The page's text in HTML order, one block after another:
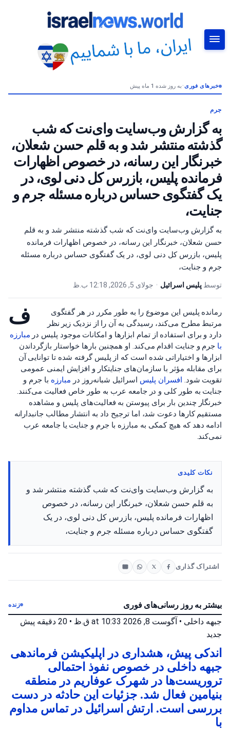
خبرهای فوری•به روز شده 1 ماه پیش
جرم
به گزارش وب‌سایت وای‌نت که شب
گذشته منتشر شد و به قلم حسن شعلان،
خبرنگار این رسانه، در خصوص اظهارات
فرمانده پلیس، بازرس کل دنی لوی، در
یک گفتگوی حساس درباره مسئله جرم و
جنایت،
به گزارش وب‌سایت وای‌نت که شب گذشته منتشر شد و به قلم
حسن شعلان، خبرنگار این رسانه، در خصوص اظهارات فرمانده
پلیس، بازرس کل دنی لوی، در یک گفتگوی حساس درباره مسئله
جرم و جنایت،
توسط پلیس اسرائیل • جولای 5, 2026, 12:18 ب.ظ
ف
رمانده پلیس این موضوع را به طور مکرر در هر گفتگوی
مرتبط مطرح می‌کند، رسیدگی به آن را از نزدیک زیر نظر
دارد و برای استفاده از تمام ابزارها و امکانات موجود پلیس در مبارزه
با جرم و جنایت اقدام می‌کند. او همچنین بارها خواستار بازگرداندن
ابزارها و اختیاراتی شده است که از پلیس گرفته شده تا توانایی آن
برای مقابله مؤثر با سازمان‌های جنایتکار و افزایش ایمنی عمومی
تقویت شود. افسران پلیس اسرائیل شبانه‌روز در مبارزه با جرم و
جنایت به طور کلی و در جامعه عرب به طور خاص فعالیت می‌کنند.
خبرنگار چندین بار برای پیوستن به فعالیت‌های پلیس و مشاهده
مستقیم کارها دعوت شد، اما ترجیح داد به انتشار مطالب جانبدارانه
ادامه دهد که هیچ کمکی به مبارزه با جرم و جنایت یا جامعه عرب
نمی‌کند.
نکات کلیدی
به گزارش وب‌سایت وای‌نت که شب گذشته منتشر شد و
به قلم حسن شعلان، خبرنگار این رسانه، در خصوص
اظهارات فرمانده پلیس، بازرس کل دنی لوی، در یک
گفتگوی حساس درباره مسئله جرم و جنایت،
اشتراک گذاری
بیشتر به روز رسانی‌های فوری زنده
جبهه داخلی • آگوست 8, 2026 at 10:33 ق.ظ • 20 دقیقه پیش
جدید
اندکی پیش، هشداری در اپلیکیشن فرماندهی
جبهه داخلی در خصوص نفوذ احتمالی
تروریست‌ها در شهرک عوفاریم در منطقه
بنیامین فعال شد. جزئیات این حادثه در دست
بررسی است. ارتش اسرائیل در تماس مداوم
با